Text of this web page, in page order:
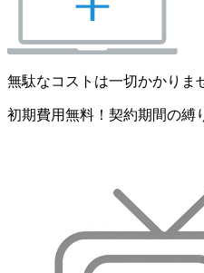
無駄なコストは一切かかりま
初期費用無料！契約期間の縛